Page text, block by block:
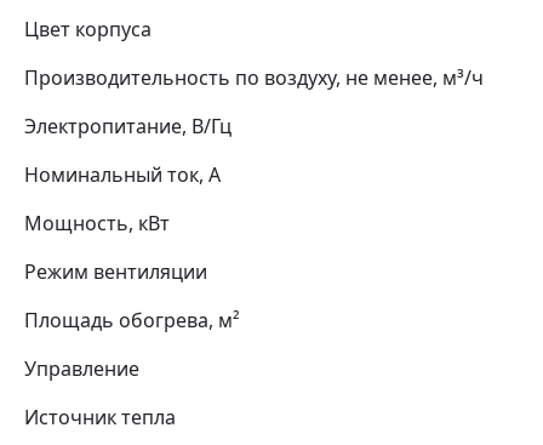
Цвет корпуса
Производительность по воздуху, не менее, м³/ч
Электропитание, В/Гц
Номинальный ток, А
Мощность, кВт
Режим вентиляции
Площадь обогрева, м²
Управление
Источник тепла